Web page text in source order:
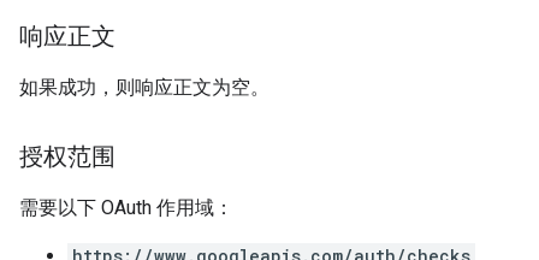
响应正文
如果成功，则响应正文为空。
授权范围
需要以下 OAuth 作用域：